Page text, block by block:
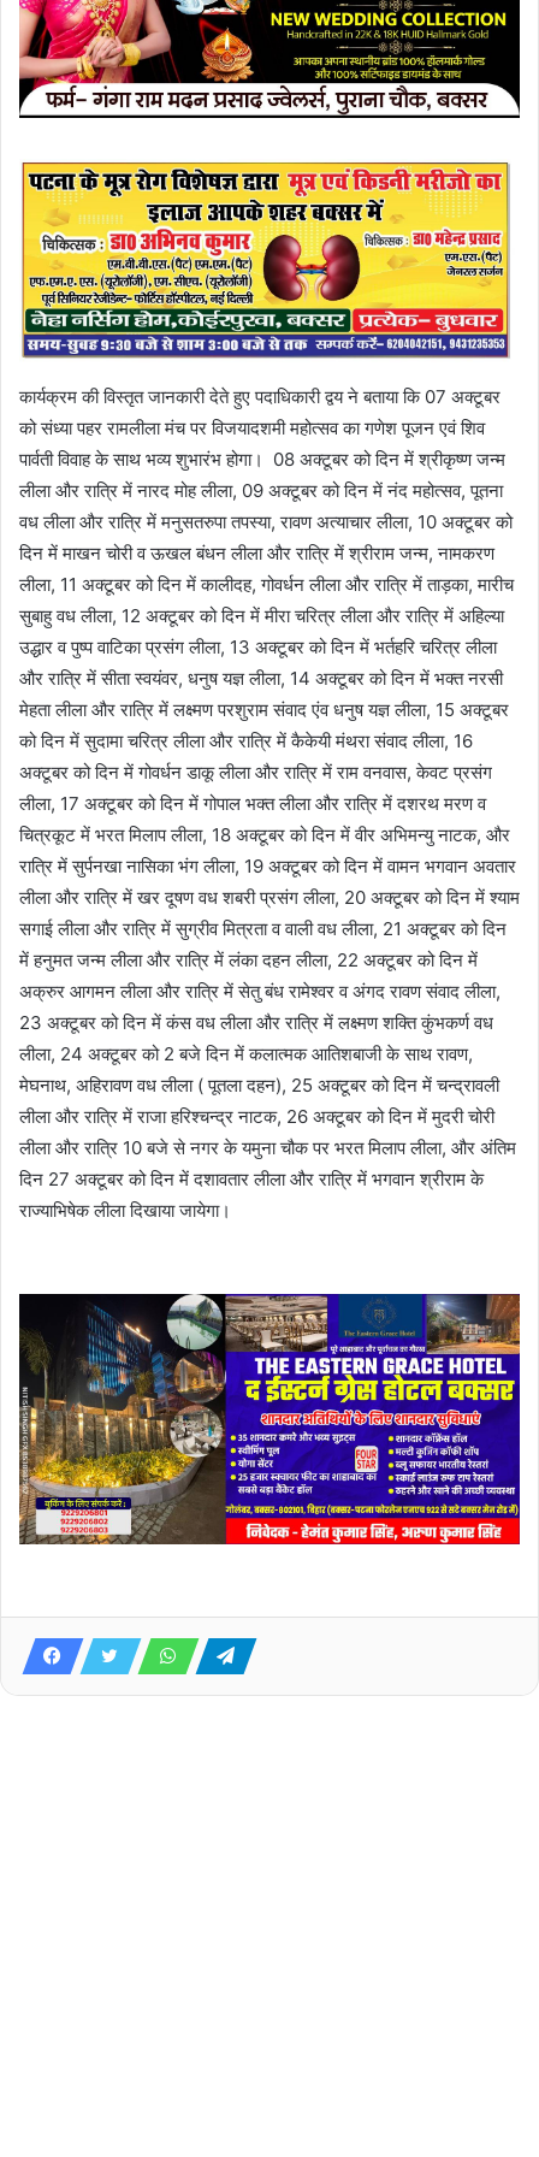
कार्यक्रम की विस्तृत जानकारी देते हुए पदाधिकारी द्वय ने बताया कि 07 अक्टूबर
को संध्या पहर रामलीला मंच पर विजयादशमी महोत्सव का गणेश पूजन एवं शिव
पार्वती विवाह के साथ भव्य शुभारंभ होगा। 08 अक्टूबर को दिन में श्रीकृष्ण जन्म
लीला और रात्रि में नारद मोह लीला, 09 अक्टूबर को दिन में नंद महोत्सव, पूतना
वध लीला और रात्रि में मनुसतरुपा तपस्या, रावण अत्याचार लीला, 10 अक्टूबर को
दिन में माखन चोरी व ऊखल बंधन लीला और रात्रि में श्रीराम जन्म, नामकरण
लीला, 11 अक्टूबर को दिन में कालीदह, गोवर्धन लीला और रात्रि में ताड़का, मारीच
सुबाहु वध लीला, 12 अक्टूबर को दिन में मीरा चरित्र लीला और रात्रि में अहिल्या
उद्धार व पुष्प वाटिका प्रसंग लीला, 13 अक्टूबर को दिन में भर्तहरि चरित्र लीला
और रात्रि में सीता स्वयंवर, धनुष यज्ञ लीला, 14 अक्टूबर को दिन में भक्त नरसी
मेहता लीला और रात्रि में लक्ष्मण परशुराम संवाद एंव धनुष यज्ञ लीला, 15 अक्टूबर
को दिन में सुदामा चरित्र लीला और रात्रि में कैकेयी मंथरा संवाद लीला, 16
अक्टूबर को दिन में गोवर्धन डाकू लीला और रात्रि में राम वनवास, केवट प्रसंग
लीला, 17 अक्टूबर को दिन में गोपाल भक्त लीला और रात्रि में दशरथ मरण व
चित्रकूट में भरत मिलाप लीला, 18 अक्टूबर को दिन में वीर अभिमन्यु नाटक, और
रात्रि में सुर्पनखा नासिका भंग लीला, 19 अक्टूबर को दिन में वामन भगवान अवतार
लीला और रात्रि में खर दूषण वध शबरी प्रसंग लीला, 20 अक्टूबर को दिन में श्याम
सगाई लीला और रात्रि में सुग्रीव मित्रता व वाली वध लीला, 21 अक्टूबर को दिन
में हनुमत जन्म लीला और रात्रि में लंका दहन लीला, 22 अक्टूबर को दिन में
अक्रुर आगमन लीला और रात्रि में सेतु बंध रामेश्वर व अंगद रावण संवाद लीला,
23 अक्टूबर को दिन में कंस वध लीला और रात्रि में लक्ष्मण शक्ति कुंभकर्ण वध
लीला, 24 अक्टूबर को 2 बजे दिन में कलात्मक आतिशबाजी के साथ रावण,
मेघनाथ, अहिरावण वध लीला ( पूतला दहन), 25 अक्टूबर को दिन में चन्द्रावली
लीला और रात्रि में राजा हरिश्चन्द्र नाटक, 26 अक्टूबर को दिन में मुदरी चोरी
लीला और रात्रि 10 बजे से नगर के यमुना चौक पर भरत मिलाप लीला, और अंतिम
दिन 27 अक्टूबर को दिन में दशावतार लीला और रात्रि में भगवान श्रीराम के
राज्याभिषेक लीला दिखाया जायेगा।